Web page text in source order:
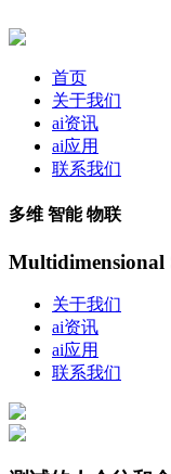
首页
关于我们
ai资讯
ai应用
联系我们
多维 智能 物联
Multidimensional
关于我们
ai资讯
ai应用
联系我们